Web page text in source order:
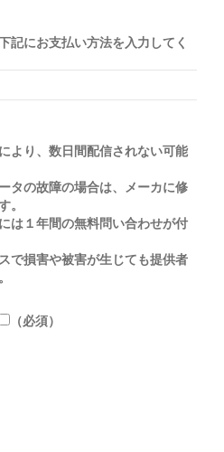
記にお支払い方法を入力してく
、数日間配信されない可能
故障の場合は、メーカに修
。
年間の無料問い合わせが付
害や被害が生じても提供者
（必須）